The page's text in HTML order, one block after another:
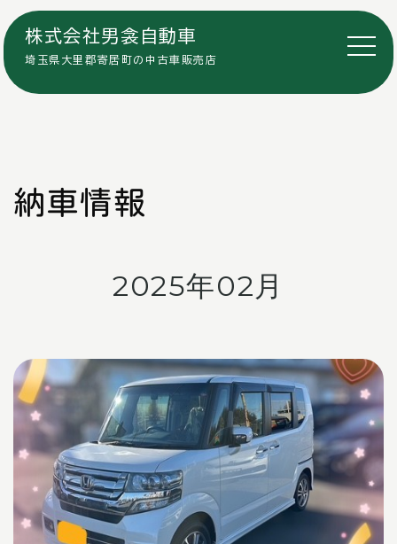
株式会社男衾自動車
埼玉県大里郡寄居町の中古車販売店
納車情報
2025年02月